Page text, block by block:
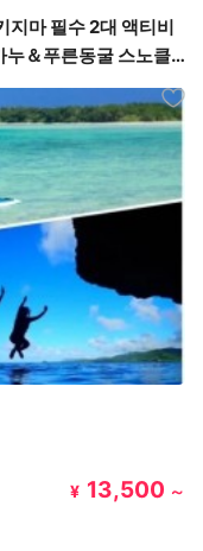
지마 필수 2대 액티비
누＆푸른동굴 스노클
¥ 13,500 ～